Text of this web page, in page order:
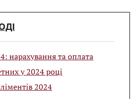
нарахування та оплата
у 2024 році
2024